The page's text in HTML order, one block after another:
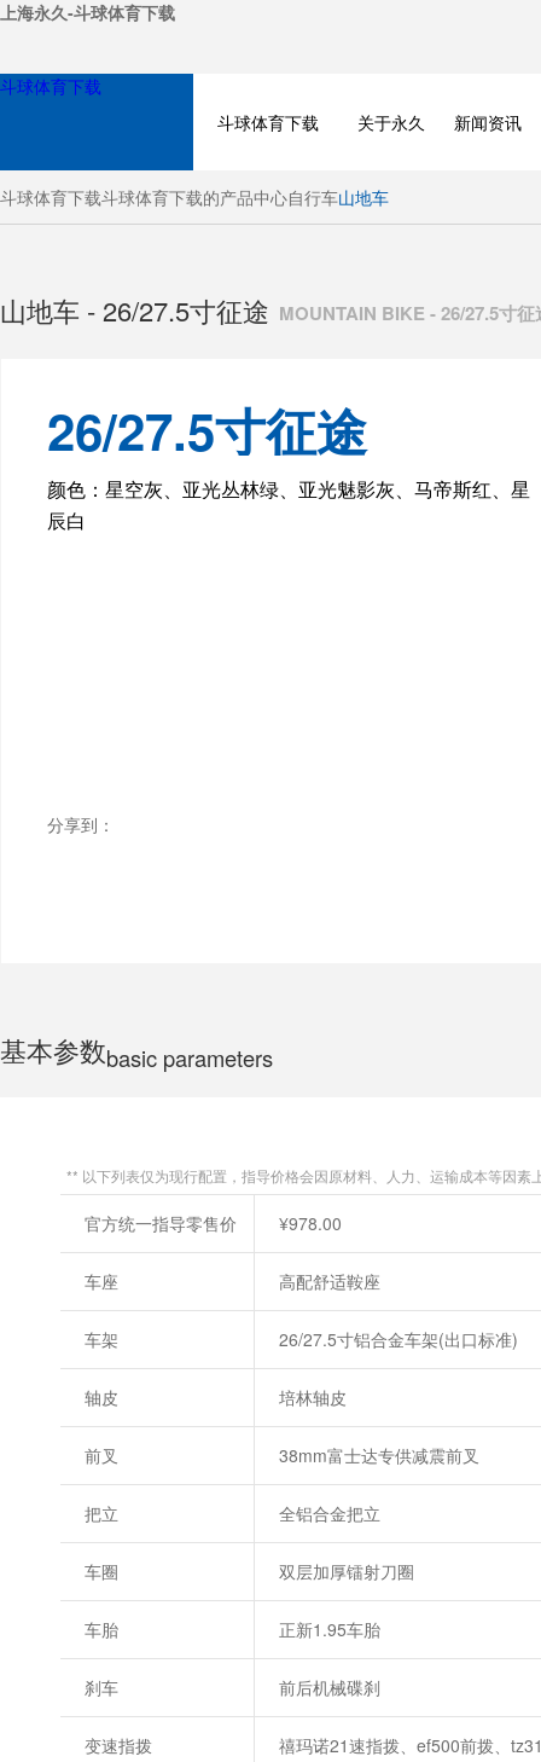
上海永久-斗球体育下载
斗球体育下载
斗球体育下载
关于永久 新闻资讯
斗球体育下载斗球体育下载的产品中心自行车山地车
BICYCLE
ELECTRIC BIKE
山地车 - 26/27.5寸征途 MOUNTAIN BIKE - 26/27.5寸征
26/27.5寸征途
颜色：星空灰、亚光丛林绿、亚光魅影灰、马帝斯红、星
辰白
分享到：
基本参数basic parameters
** 以下列表仅为现行配置，指导价格会因原材料、人力、运输成本等因素
官方统一指导零售价 ¥978.00
车座 高配舒适鞍座
车架 26/27.5寸铝合金车架(出口标准)
轴皮 培林轴皮
前叉 38mm富士达专供减震前叉
把立 全铝合金把立
车圈 双层加厚镭射刀圈
车胎 正新1.95车胎
刹车 前后机械碟刹
变速指拨 禧玛诺21速指拨、ef500前拨、